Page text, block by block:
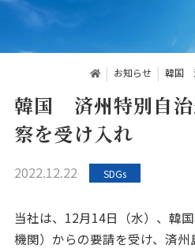
お知らせ
韓国 済州特別自治
察を受け入れ
2022.12.22 SDGs
当社は、12月14日（水）、韓
機関）からの要請を受け、済